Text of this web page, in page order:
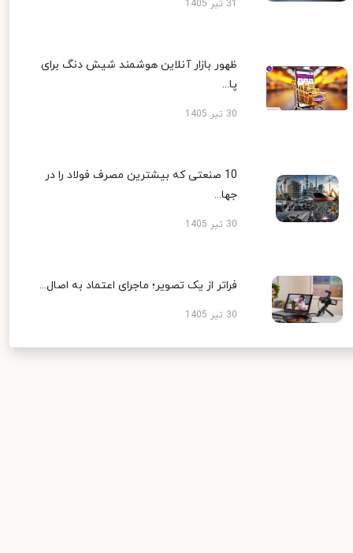
ظهور بازار آنلاین هوشمند شیش دنگ برای
پا...
30 تیر 1405
10 صنعتی که بیشترین مصرف فولاد را در
جها...
30 تیر 1405
فراتر از یک تصویر؛ ماجرای اعتماد به اصال...
30 تیر 1405